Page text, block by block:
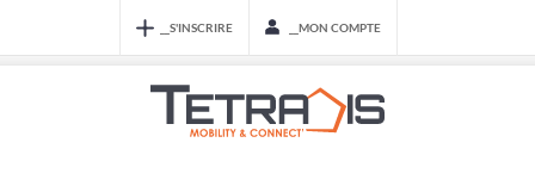
__S'INSCRIRE __MON COMPTE